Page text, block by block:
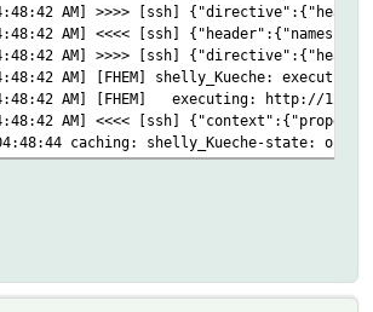
AM] >>>> [ssh]
AM] <<<< [ssh]
AM] >>>> [ssh]
AM] [FHEM] shelly_Kueche:
AM] [FHEM] executing: http://
AM] <<<< [ssh]
caching: shelly_Kueche-state: off